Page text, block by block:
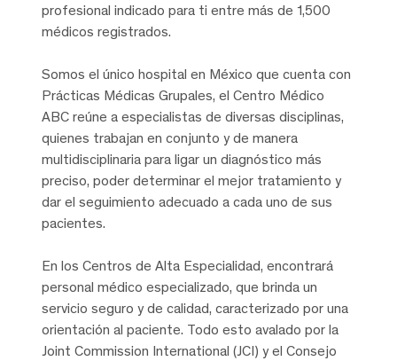
profesional indicado para ti entre más de 1,500
médicos registrados.
Somos el único hospital en México que cuenta con
Prácticas Médicas Grupales, el Centro Médico
ABC reúne a especialistas de diversas disciplinas,
quienes trabajan en conjunto y de manera
multidisciplinaria para ligar un diagnóstico más
preciso, poder determinar el mejor tratamiento y
dar el seguimiento adecuado a cada uno de sus
pacientes.
En los Centros de Alta Especialidad, encontrará
personal médico especializado, que brinda un
servicio seguro y de calidad, caracterizado por una
orientación al paciente. Todo esto avalado por la
Joint Commission International (JCI) y el Consejo